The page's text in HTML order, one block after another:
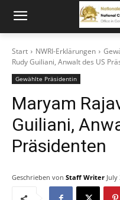
Start NWRI-Erklärungen
Rudy Guiliani, Anwalt des US
Gewählte Präsidentin
Maryam
Guiliani,
Präsidenten
Geschrieben von Staff Writer July